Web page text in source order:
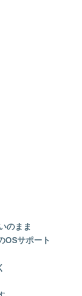
のまま
OSサポート